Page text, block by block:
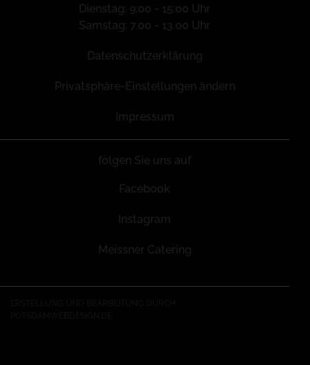
Dienstag: 9:00 - 15:00 Uhr
Samstag: 7.00 - 13.00 Uhr
Datenschutzerklärung
Privatsphäre-Einstellungen ändern
Impressum
folgen Sie uns auf
Facebook
Instagram
Meissner Catering